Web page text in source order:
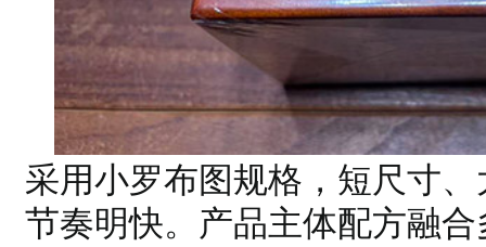
采用小罗布图规格，短尺寸
节奏明快。产品主体配方融